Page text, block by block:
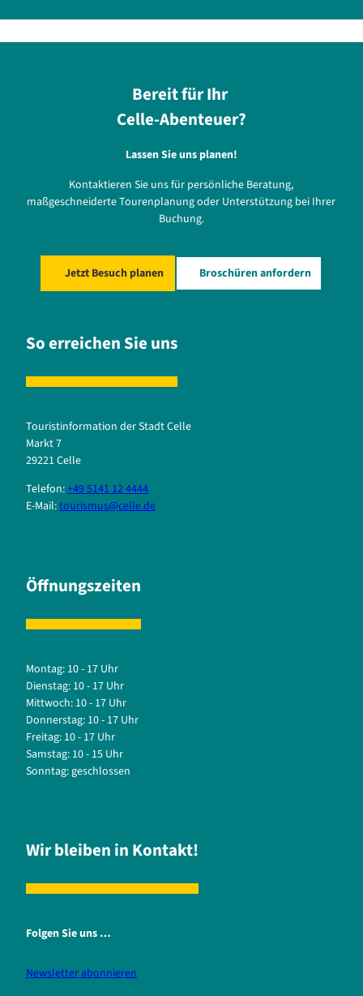
Bereit für Ihr
Celle-Abenteuer?
Lassen Sie uns planen!
Kontaktieren Sie uns für persönliche Beratung,
maßgeschneiderte Tourenplanung oder Unterstützung bei Ihrer
Buchung.
Jetzt Besuch planen Broschüren anfordern
So erreichen Sie uns
Touristinformation der Stadt Celle
Markt 7
29221 Celle
Telefon:+49 5141 12 4444
E-Mail:tourismus@celle.de
Öffnungszeiten
Montag: 10 - 17 Uhr
Dienstag: 10 - 17 Uhr
Mittwoch: 10 - 17 Uhr
Donnerstag: 10 - 17 Uhr
Freitag: 10 - 17 Uhr
Samstag: 10 - 15 Uhr
Sonntag: geschlossen
Wir bleiben in Kontakt!
Folgen Sie uns …
Newsletter abonnieren